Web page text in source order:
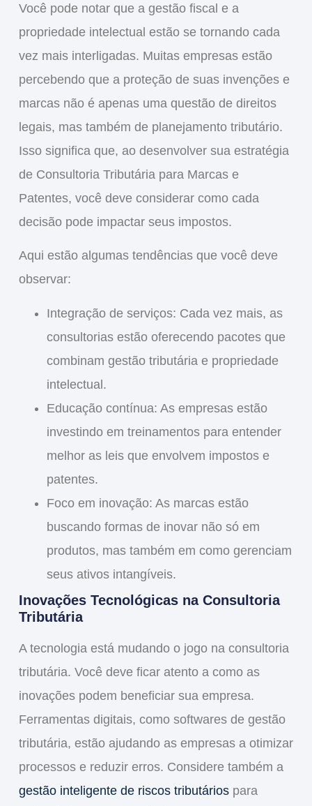
Você pode notar que a gestão fiscal e a
propriedade intelectual estão se tornando cada
vez mais interligadas. Muitas empresas estão
percebendo que a proteção de suas invenções e
marcas não é apenas uma questão de direitos
legais, mas também de planejamento tributário.
Isso significa que, ao desenvolver sua estratégia
de Consultoria Tributária para Marcas e
Patentes, você deve considerar como cada
decisão pode impactar seus impostos.
Aqui estão algumas tendênciasque você deve
observar:
Integração de serviços: Cada vez mais, as
consultorias estão oferecendo pacotes que
combinam gestão tributária e propriedade
intelectual.
Educação contínua: As empresas estão
investindo em treinamentos para entender
melhor as leis que envolvem impostos e
patentes.
Foco em inovação: As marcas estão
buscando formas de inovar não só em
produtos, mas também em como gerenciam
seus ativos intangíveis.
Inovações Tecnológicas na Consultoria
Tributária
A tecnologia está mudando o jogo na consultoria
tributária. Você deve ficar atento a como as
inovações podem beneficiar sua empresa.
Ferramentas digitais, como softwares de gestão
tributária, estão ajudando as empresas a otimizar
processos e reduzir erros. Considere também a
gestão inteligente de riscos tributáriospara